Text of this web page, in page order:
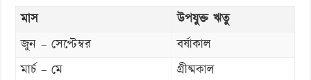
মাস
উপযুক্ত ঋতু
জুন – সেপ্টেম্বর
বর্ষাকাল
মার্চ – মে
গ্রীষ্মকাল